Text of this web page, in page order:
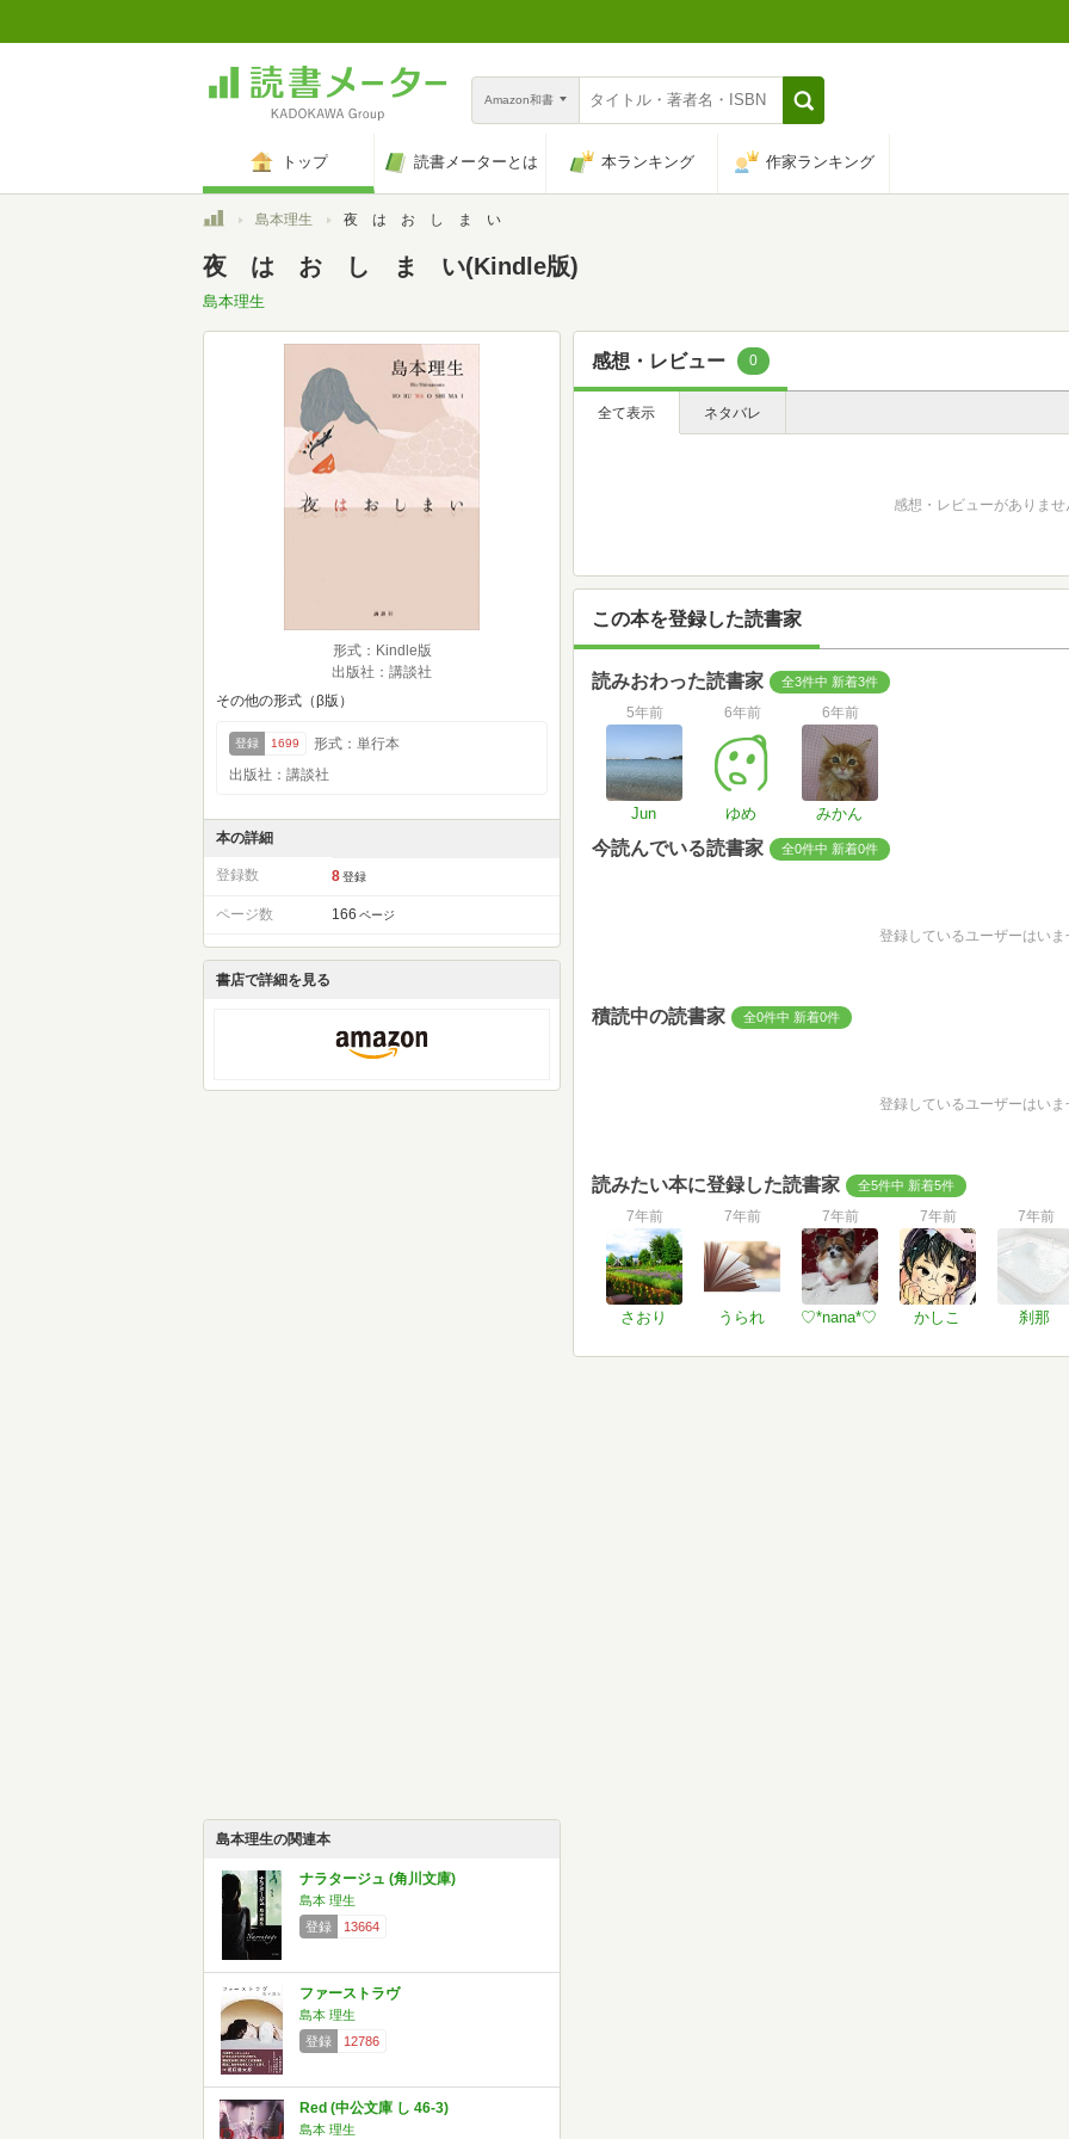
Amazon和書
トップ 読書メーターとは 本ランキング 作家ランキング
トップ島本理生 夜 は お し ま い
夜 は お し ま い(Kindle版)
島本理生
形式：Kindle版
出版社：講談社
その他の形式（β版）
登録 1699
形式：単行本
出版社：講談社
本の詳細
登録数 8 登録
ページ数 166 ページ
書店で詳細を見る
島本理生の関連本
ナラタージュ (角川文庫)
島本 理生
登録
13664
ファーストラヴ
島本 理生
登録
12786
Red (中公文庫 し 46-3)
島本 理生
感想・レビュー 0
全て表示 ネタバレ
感想・レビューがありませ
この本を登録した読書家
読みおわった読書家 全3件中 新着3件
5年前
Jun
6年前
ゆめ
6年前
みかん
今読んでいる読書家 全0件中 新着0件
登録しているユーザーはいま
積読中の読書家 全0件中 新着0件
登録しているユーザーはいま
読みたい本に登録した読書家 全5件中 新着5件
7年前
さおり
7年前
うられ
7年前
♡*nana*♡
7年前
かしこ
7年前
刹那